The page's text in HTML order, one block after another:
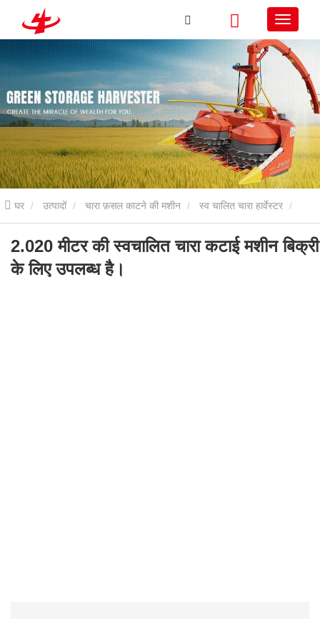
घर उत्पादों चारा फ़सल काटने की मशीन स्व चालित चारा हार्वेस्टर
2.020 मीटर की स्वचालित चारा कटाई मशीन बिक्री के लिए उपलब्ध है।
2.020 मीटर की स्वचालित चारा कटाई मशीन बिक्री
के लिए उपलब्ध है।